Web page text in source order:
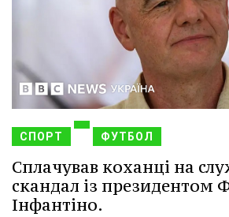
СПОРТ ФУТБОЛ
Сплачував коханці на
скандал із президентом
Інфантіно.